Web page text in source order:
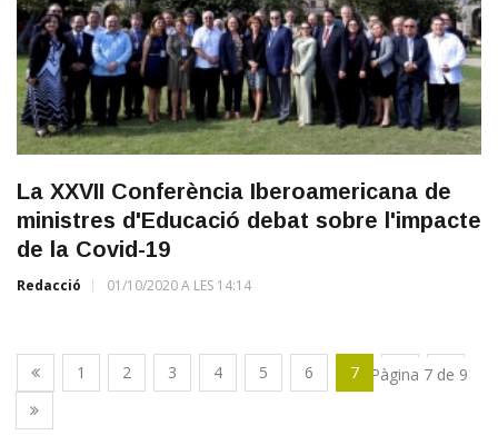
La XXVII Conferència Iberoamericana de
ministres d'Educació debat sobre l'impacte
de la Covid-19
Redacció 01/10/2020 A LES 14:14
1 2 3 4 5 6 7 8 9
Pàgina 7 de 9